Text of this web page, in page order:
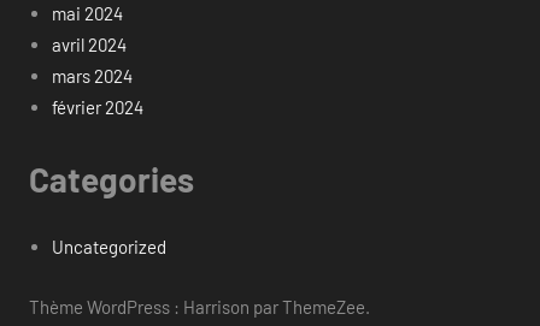
mai 2024
avril 2024
mars 2024
février 2024
Categories
Uncategorized
Thème WordPress : Harrison par ThemeZee.